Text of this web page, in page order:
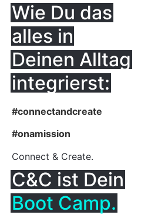
Wie Du das
alles in
Deinen Alltag
integrierst:
#connectandcreate
#onamission
Connect & Create.
C&C ist Dein
Boot Camp.